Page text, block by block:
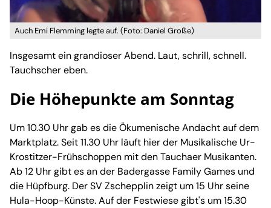
Auch Emi Flemming legte auf. (Foto: Daniel Große)
Insgesamt ein grandioser Abend. Laut, schrill, schnell.
Tauchscher eben.
Die Höhepunkte am Sonntag
Um 10.30 Uhr gab es die Ökumenische Andacht auf dem
Marktplatz. Seit 11.30 Uhr läuft hier der Musikalische Ur-
Krostitzer-Frühschoppen mit den Tauchaer Musikanten.
Ab 12 Uhr gibt es an der Badergasse Family Games und
die Hüpfburg. Der SV Zschepplin zeigt um 15 Uhr seine
Hula-Hoop-Künste. Auf der Festwiese gibt's um 15.30